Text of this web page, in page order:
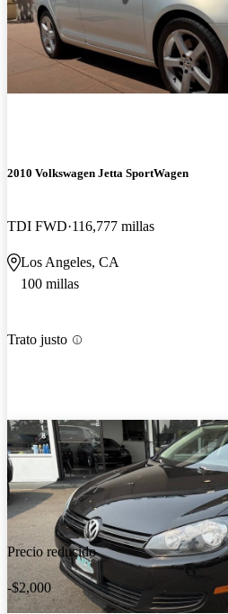
2010 Volkswagen Jetta SportWagen
TDI FWD 116,777 millas
Los Angeles, CA
100 millas
Trato justo
Precio reducido
-$2,000